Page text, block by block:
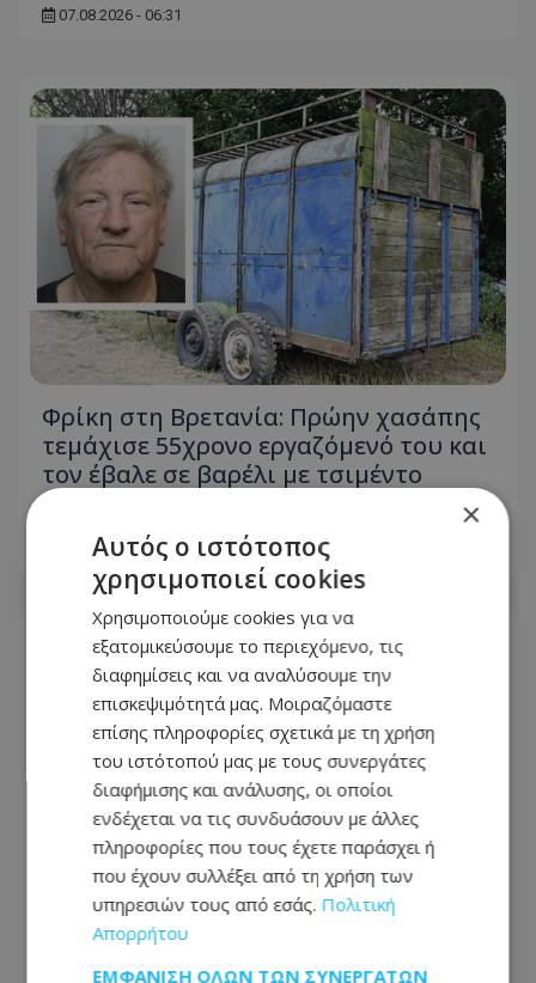
07.08.2026 - 06:31
Φρίκη στη Βρετανία: Πρώην χασάπης
τεμάχισε 55χρονο εργαζόμενό του και
τον έβαλε σε βαρέλι με τσιμέντο
επειδή νόμιζε ότι τον έκλεβε
06.08.2026 - 23:19
Γκουτέρες: Οι επιθέσεις κατά αμάχων
×
Αυτός ο ιστότοπος
χρησιμοποιεί cookies
Χρησιμοποιούμε cookies για να
εξατομικεύσουμε το περιεχόμενο, τις
διαφημίσεις και να αναλύσουμε την
επισκεψιμότητά μας. Μοιραζόμαστε
επίσης πληροφορίες σχετικά με τη χρήση
του ιστότοπού μας με τους συνεργάτες
διαφήμισης και ανάλυσης, οι οποίοι
ενδέχεται να τις συνδυάσουν με άλλες
πληροφορίες που τους έχετε παράσχει ή
που έχουν συλλέξει από τη χρήση των
υπηρεσιών τους από εσάς. Πολιτική
Απορρήτου
ΕΜΦΆΝΙΣΗ ΌΛΩΝ ΤΩΝ ΣΥΝΕΡΓΑΤΏΝ